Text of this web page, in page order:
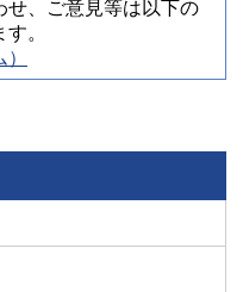
せ、ご意見等は以下の
。